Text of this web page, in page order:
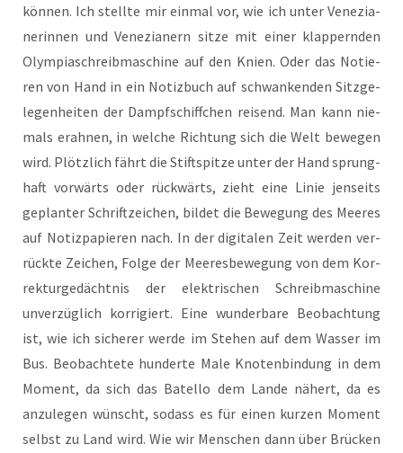
kön­nen. Ich stell­te mir ein­mal vor, wie ich unter Vene­zia­
ne­rin­nen und Vene­zia­nern sit­ze mit einer klap­pern­den
Olym­pia­schreib­ma­schi­ne auf den Knien. Oder das Notie­
ren von Hand in ein Notiz­buch auf schwan­ken­den Sitz­ge­
le­gen­hei­ten der Dampf­schiff­chen rei­send. Man kann nie­
mals erah­nen, in wel­che Rich­tung sich die Welt bewe­gen
wird. Plötz­lich fährt die Stift­spit­ze unter der Hand sprung­
haft vor­wärts oder rück­wärts, zieht eine Linie jen­seits
geplan­ter Schrift­zei­chen, bil­det die Bewe­gung des Mee­res
auf Notiz­pa­pie­ren nach. In der digi­ta­len Zeit wer­den ver­
rück­te Zei­chen, Fol­ge der Mee­res­be­we­gung von dem Kor­
rek­tur­ge­dächt­nis der elek­tri­schen Schreib­ma­schi­ne
unver­züg­lich kor­ri­giert. Eine wun­der­ba­re Beob­ach­tung
ist, wie ich siche­rer wer­de im Ste­hen auf dem Was­ser im
Bus. Beob­ach­te­te hun­der­te Male Kno­ten­bin­dung in dem
Moment, da sich das Batel­lo dem Lan­de nähert, da es
anzu­le­gen wünscht, sodass es für einen kur­zen Moment
selbst zu Land wird. Wie wir Men­schen dann über Brü­cken